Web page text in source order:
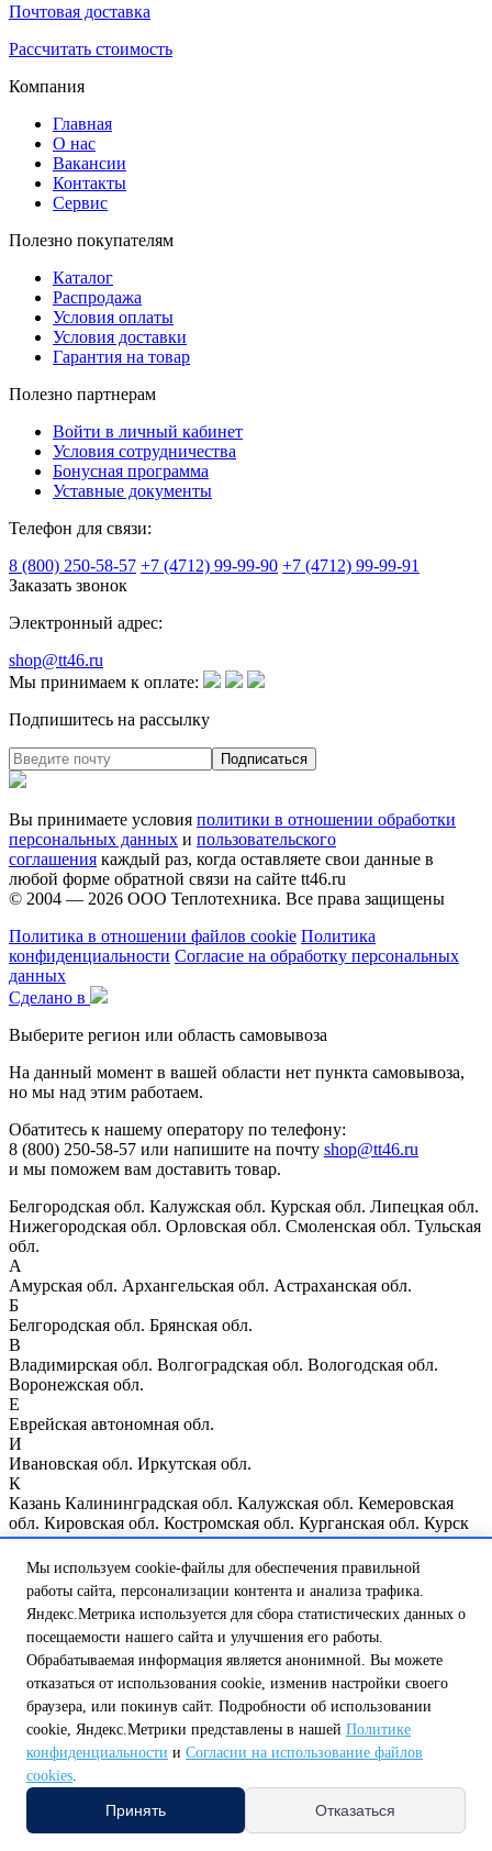
Почтовая доставка
Рассчитать стоимость
Компания
Главная
О нас
Вакансии
Контакты
Сервис
Полезно покупателям
Каталог
Распродажа
Условия оплаты
Условия доставки
Гарантия на товар
Полезно партнерам
Войти в личный кабинет
Условия сотрудничества
Бонусная программа
Уставные документы
Телефон для связи:
8 (800) 250-58-57 +7 (4712) 99-99-90 +7 (4712) 99-99-91
Заказать звонок
Электронный адрес:
shop@tt46.ru
Мы принимаем к оплате:
Подпишитесь на рассылку
Вы принимаете условия политики в отношении обработки
персональных данных и пользовательского
соглашения каждый раз, когда оставляете свои данные в
любой форме обратной связи на сайте tt46.ru
© 2004 — 2026 ООО Теплотехника. Все права защищены
Политика в отношении файлов cookie Политика
конфиденциальности Согласие на обработку персональных
данных
Сделано в
Выберите регион или область самовывоза
На данный момент в вашей области нет пункта самовывоза,
но мы над этим работаем.
Обатитесь к нашему оператору по телефону:
8 (800) 250-58-57 или напишите на почту shop@tt46.ru
и мы поможем вам доставить товар.
Белгородская обл. Калужская обл. Курская обл. Липецкая обл.
Нижегородская обл. Орловская обл. Смоленская обл. Тульская
обл.
А
Амурская обл. Архангельская обл. Астраханская обл.
Б
Белгородская обл. Брянская обл.
В
Владимирская обл. Волгоградская обл. Вологодская обл.
Воронежская обл.
Е
Еврейская автономная обл.
И
Ивановская обл. Иркутская обл.
К
Казань Калининградская обл. Калужская обл. Кемеровская
обл. Кировская обл. Костромская обл. Курганская обл. Курск
Курская обл.
Ленинградская обл.
Липецкая обл.
Магаданская обл. Москва Москва и Московская обл.
Мурманская обл.
Нижегородская обл. Нижний Новгород Новгородская обл.
Новосибирская обл.
Омская обл. Оренбургская обл. Орловская обл.
Пензенская обл.
Республика Мордовия
Республика Мэрий Эл Республика
Татарстан Республика Чувашия Ростовская обл. Рязанская обл.
Мы используем cookie-файлы для обеспечения правильной
работы сайта, персонализации контента и анализа трафика.
Яндекс.Метрика используется для сбора статистических данных о
посещаемости нашего сайта и улучшения его работы.
Обрабатываемая информация является анонимной. Вы можете
отказаться от использования cookie, изменив настройки своего
браузера, или покинув сайт. Подробности об использовании
cookie, Яндекс.Метрики представлены в нашей Политике
конфиденциальности и Согласии на использование файлов
cookies.
Принять Отказаться